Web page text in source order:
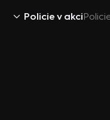
Policie v akci